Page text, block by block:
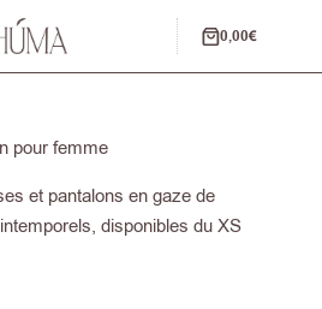
Panier
d’achat
0,00€
pour femme
et pantalons en gaze de
disponibles du XS